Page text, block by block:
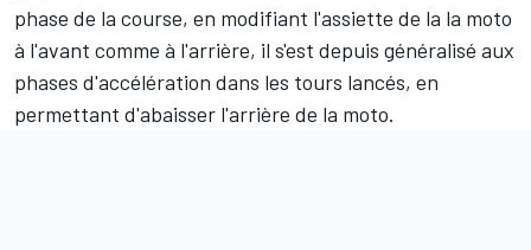
phase de la course, en modifiant l'assiette de la la moto
à l'avant comme à l'arrière, il s'est depuis généralisé aux
phases d'accélération dans les tours lancés, en
permettant d'abaisser l'arrière de la moto.